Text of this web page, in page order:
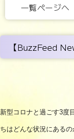
一覧ページへ
【BuzzFeed
新型コロナと過ごす3度
ちはどんな状況にあるの